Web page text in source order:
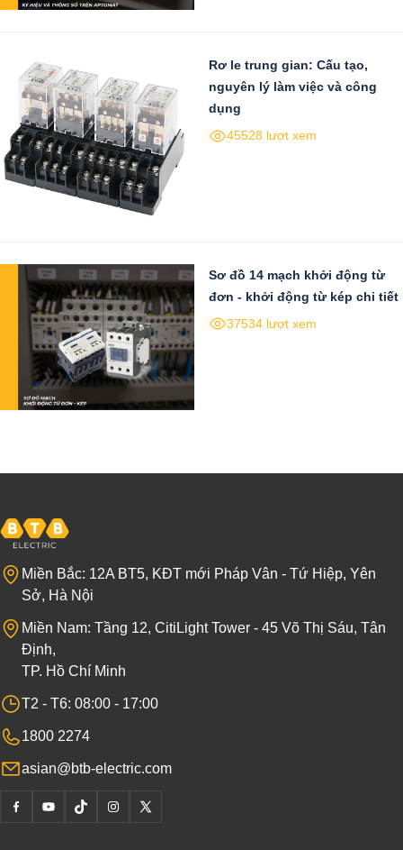
Rơ le trung gian: Cấu tạo,
nguyên lý làm việc và công
dụng
45528 lượt xem
Sơ đồ 14 mạch khởi động từ
đơn - khởi động từ kép chi tiết
37534 lượt xem
Miền Bắc: 12A BT5, KĐT mới Pháp Vân - Tứ Hiệp, Yên
Sở, Hà Nội
Miền Nam: Tầng 12, CitiLight Tower - 45 Võ Thị Sáu, Tân
Định,
TP. Hồ Chí Minh
T2 - T6: 08:00 - 17:00
1800 2274
asian@btb-electric.com